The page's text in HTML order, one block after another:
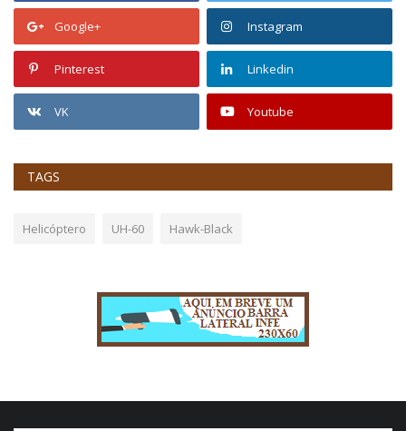
Google+ Instagram
Pinterest Linkedin
VK Youtube
TAGS
Helicóptero UH-60 Hawk-Black